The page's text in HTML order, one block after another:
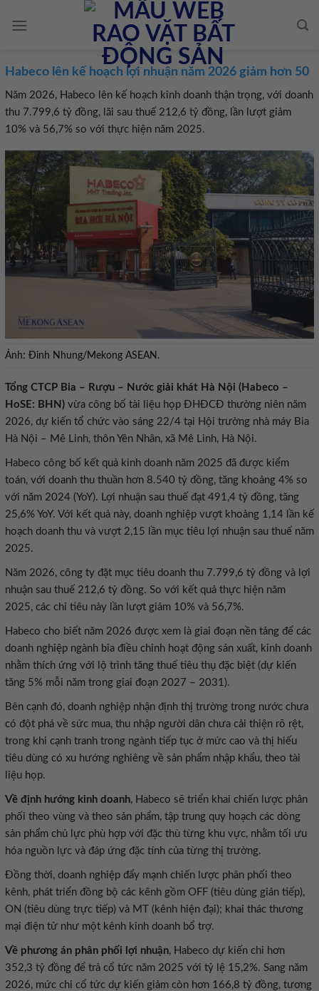
Habeco lên kế hoạch lợi nhuận năm 2026 giảm hơn 50
Năm 2026, Habeco lên kế hoạch kinh doanh thận trọng, với doanh
thu 7.799,6 tỷ đồng, lãi sau thuế 212,6 tỷ đồng, lần lượt giảm
10% và 56,7% so với thực hiện năm 2025.
Ảnh: Đinh Nhung/Mekong ASEAN.
Tổng CTCP Bia – Rượu – Nước giải khát Hà Nội (Habeco –
HoSE: BHN) vừa công bố tài liệu họp ĐHĐCĐ thường niên năm
2026, dự kiến tổ chức vào sáng 22/4 tại Hội trường nhà máy Bia
Hà Nội – Mê Linh, thôn Yên Nhân, xã Mê Linh, Hà Nội.
Habeco công bố kết quả kinh doanh năm 2025 đã được kiểm
toán, với doanh thu thuần hơn 8.540 tỷ đồng, tăng khoảng 4% so
với năm 2024 (YoY). Lợi nhuận sau thuế đạt 491,4 tỷ đồng, tăng
25,6% YoY. Với kết quả này, doanh nghiệp vượt khoảng 1,14 lần kế
hoạch doanh thu và vượt 2,15 lần mục tiêu lợi nhuận sau thuế năm
2025.
Năm 2026, công ty đặt mục tiêu doanh thu 7.799,6 tỷ đồng và lợi
nhuận sau thuế 212,6 tỷ đồng. So với kết quả thực hiện năm
2025, các chỉ tiêu này lần lượt giảm 10% và 56,7%.
Habeco cho biết năm 2026 được xem là giai đoạn nền tảng để các
doanh nghiệp ngành bia điều chỉnh hoạt động sản xuất, kinh doanh
nhằm thích ứng với lộ trình tăng thuế tiêu thụ đặc biệt (dự kiến
tăng 5% mỗi năm trong giai đoạn 2027 – 2031).
Bên cạnh đó, doanh nghiệp nhận định thị trường trong nước chưa
có đột phá về sức mua, thu nhập người dân chưa cải thiện rõ rệt,
trong khi cạnh tranh trong ngành tiếp tục ở mức cao và thị hiếu
tiêu dùng có xu hướng nghiêng về sản phẩm nhập khẩu, theo tài
liệu họp.
Về định hướng kinh doanh, Habeco sẽ triển khai chiến lược phân
phối theo vùng và theo sản phẩm, tập trung quy hoạch các dòng
sản phẩm chủ lực phù hợp với đặc thù từng khu vực, nhằm tối ưu
hóa nguồn lực và đáp ứng đặc tính của từng thị trường.
Đồng thời, doanh nghiệp đẩy mạnh chiến lược phân phối theo
kênh, phát triển đồng bộ các kênh gồm OFF (tiêu dùng gián tiếp),
ON (tiêu dùng trực tiếp) và MT (kênh hiện đại); khai thác thương
mại điện tử như một kênh kinh doanh bổ trợ.
Về phương án phân phối lợi nhuận, Habeco dự kiến chi hơn
352,3 tỷ đồng để trả cổ tức năm 2025 với tỷ lệ 15,2%. Sang năm
2026, mức chi cổ tức dự kiến giảm còn hơn 166,8 tỷ đồng, tương